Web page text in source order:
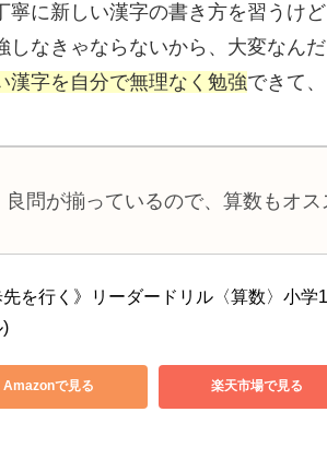
寧に新しい漢字の書き方を習うけ
なきゃならないから、大変なんだ
漢字を自分で無理なく勉強できて
問が揃っているので、算数もオス
先を行く》リーダードリル〈算数〉小
)
Amazonで見る 楽天市場で見る